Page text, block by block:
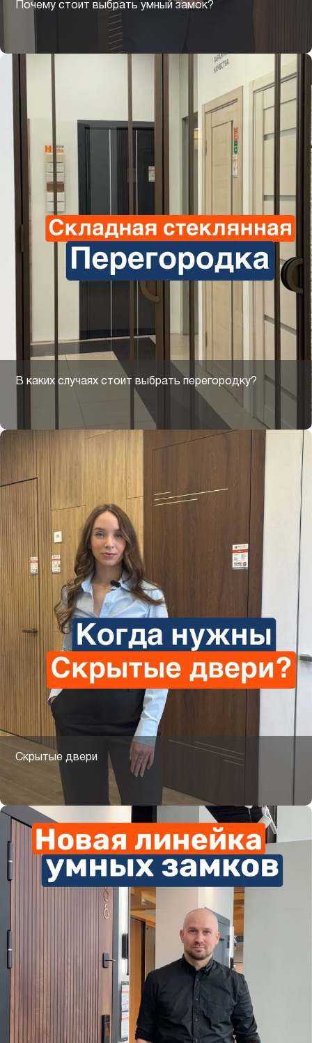
Почему стоит выбрать умный замок?
В каких случаях стоит выбрать перегородку?
Скрытые двери